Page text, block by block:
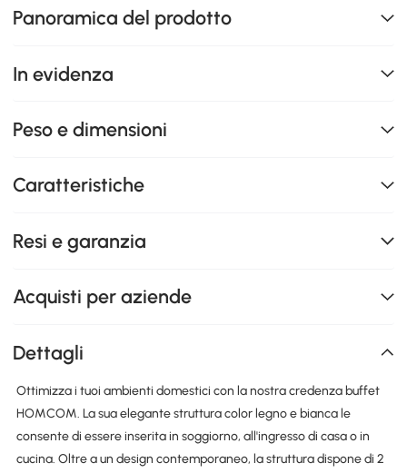
Panoramica del prodotto
In evidenza
Peso e dimensioni
Caratteristiche
Resi e garanzia
Acquisti per aziende
Dettagli
Ottimizza i tuoi ambienti domestici con la nostra credenza buffet
HOMCOM. La sua elegante struttura color legno e bianca le
consente di essere inserita in soggiorno, all'ingresso di casa o in
cucina. Oltre a un design contemporaneo, la struttura dispone di 2